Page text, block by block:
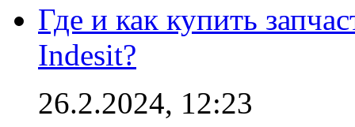
Где и как купить
Indesit?
26.2.2024, 12:23